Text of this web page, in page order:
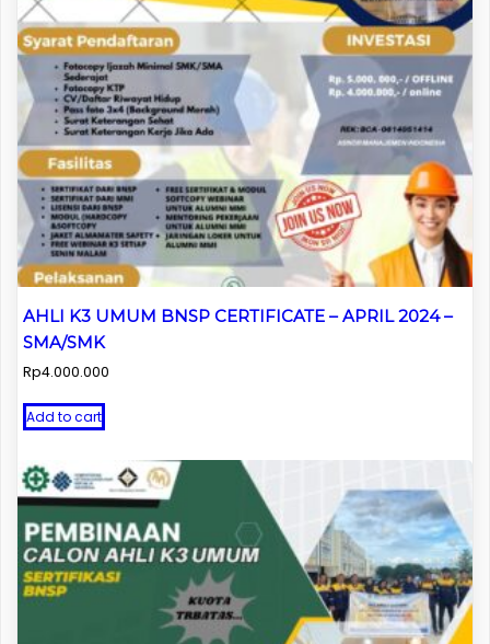
AHLI K3 UMUM BNSP CERTIFICATE – APRIL 2024 –
SMA/SMK
Rp4.000.000
Add to cart